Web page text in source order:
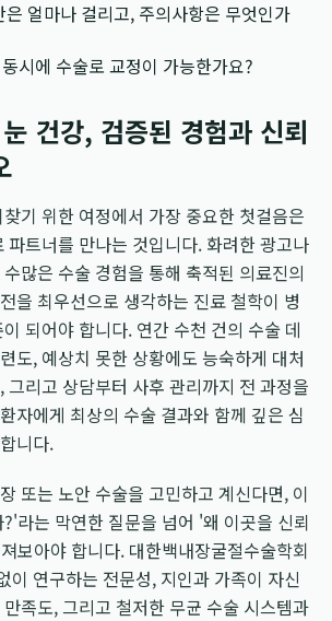
은 얼마나 걸리고, 주의사항은 무엇인가
시에 수술로 교정이 가능한가요?
건강, 검증된 경험과 신뢰
기 위한 여정에서 가장 중요한 첫걸음은
파트너를 만나는 것입니다. 화려한 광고나
많은 수술 경험을 통해 축적된 의료진의
을 최우선으로 생각하는 진료 철학이 병
되어야 합니다. 연간 수천 건의 수술 데
도, 예상치 못한 상황에도 능숙하게 대처
그리고 상담부터 사후 관리까지 전 과정을
자에게 최상의 수술 결과와 함께 깊은 심
니다.
또는 노안 수술을 고민하고 계신다면, 이
라는 막연한 질문을 넘어 '왜 이곳을 신뢰
보아야 합니다. 대한백내장굴절수술학회
이 연구하는 전문성, 지인과 가족이 자신
족도, 그리고 철저한 무균 수술 시스템과